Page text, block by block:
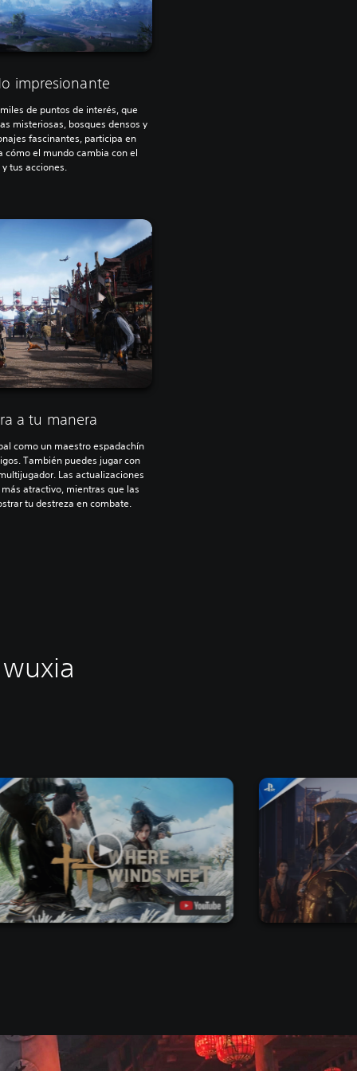
impresionante
de puntos de interés, que
misteriosas, bosques densos y
fascinantes, participa en
cómo el mundo cambia con el
tus acciones.
a tu manera
como un maestro espadachín
También puedes jugar con
Las actualizaciones
atractivo, mientras que las
tu destreza en combate.